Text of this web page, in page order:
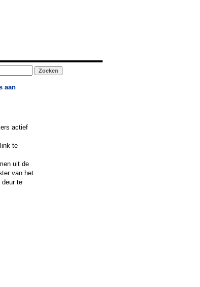
aan
actief
te
uit de
van het
deur te